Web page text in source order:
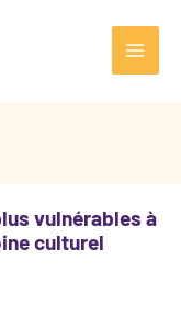
Main
vulnérables à
culturel